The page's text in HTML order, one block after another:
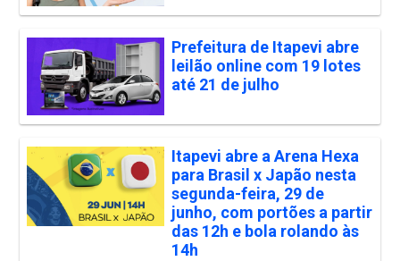
Prefeitura de Itapevi abre
leilão online com 19 lotes
até 21 de julho
Itapevi abre a Arena Hexa
para Brasil x Japão nesta
segunda-feira, 29 de
junho, com portões a partir
das 12h e bola rolando às
14h